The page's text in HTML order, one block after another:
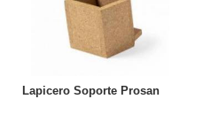
Lapicero Soporte Prosan